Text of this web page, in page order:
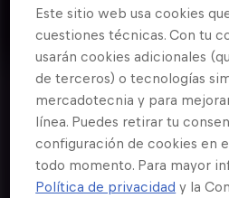
Este sitio web usa cookies
cuestiones técnicas. Con tu
usarán cookies adicionales
de terceros) o tecnologías
mercadotecnia y para
línea. Puedes retirar tu
configuración de cookies en
todo momento. Para mayor
Política de privacidad y la